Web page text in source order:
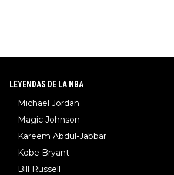
LEYENDAS DE LA NBA
Michael Jordan
Magic Johnson
Kareem Abdul-Jabbar
Kobe Bryant
Bill Russell